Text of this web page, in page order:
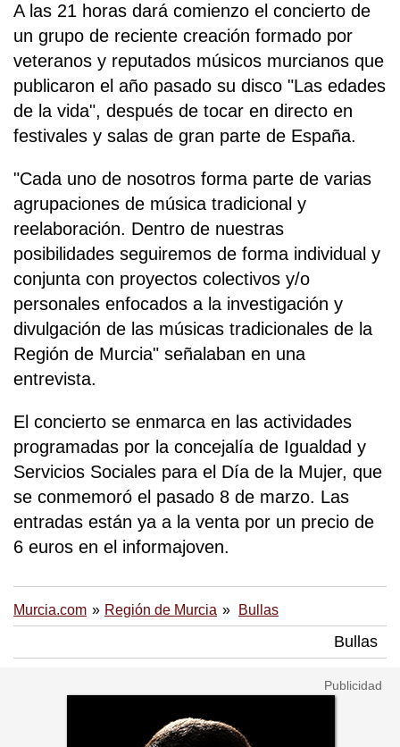
A las 21 horas dará comienzo el concierto de
un grupo de reciente creación formado por
veteranos y reputados músicos murcianos que
publicaron el año pasado su disco "Las edades
de la vida", después de tocar en directo en
festivales y salas de gran parte de España.
"Cada uno de nosotros forma parte de varias
agrupaciones de música tradicional y
reelaboración. Dentro de nuestras
posibilidades seguiremos de forma individual y
conjunta con proyectos colectivos y/o
personales enfocados a la investigación y
divulgación de las músicas tradicionales de la
Región de Murcia" señalaban en una
entrevista.
El concierto se enmarca en las actividades
programadas por la concejalía de Igualdad y
Servicios Sociales para el Día de la Mujer, que
se conmemoró el pasado 8 de marzo. Las
entradas están ya a la venta por un precio de
6 euros en el informajoven.
Murcia.com Región de Murcia Bullas
Bullas